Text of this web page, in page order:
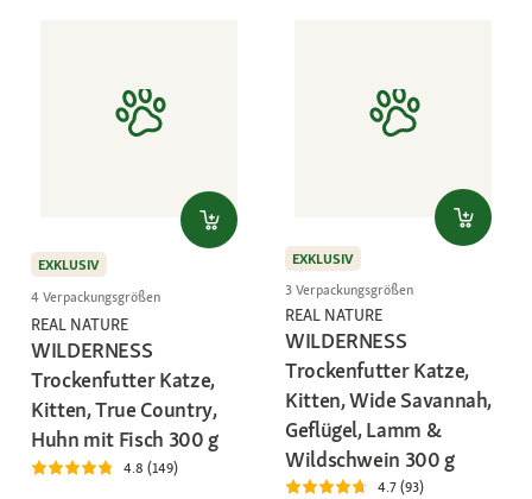
EXKLUSIV
4 Verpackungsgrößen
REAL NATURE
WILDERNESS
Trockenfutter Katze,
Kitten, True Country,
Huhn mit Fisch 300 g
4.8 (149)
EXKLUSIV
3 Verpackungsgrößen
REAL NATURE
WILDERNESS
Trockenfutter Katze,
Kitten, Wide Savannah,
Geflügel, Lamm &
Wildschwein 300 g
4.7 (93)